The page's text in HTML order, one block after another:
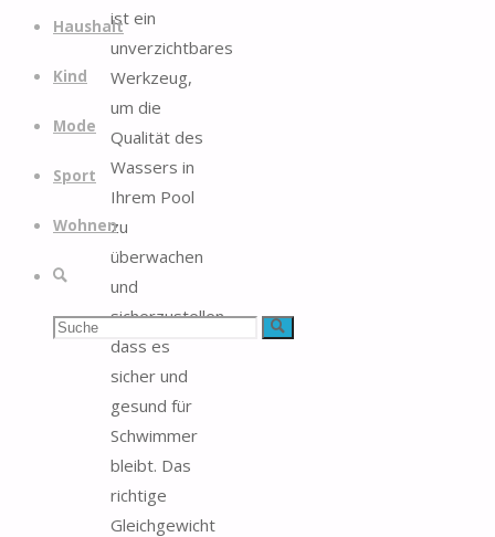
Haushalt
Kind
Mode
Sport
Wohnen
Suchen Suche
ist ein
unverzichtbares
Werkzeug,
um die
Qualität des
Wassers in
Ihrem Pool
zu
überwachen
und
sicherzustellen,
dass es
sicher und
gesund für
Schwimmer
bleibt. Das
richtige
Gleichgewicht